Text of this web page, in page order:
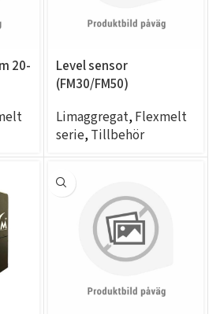
20-
Level sensor
(FM30/FM50)
Limaggregat, Flexmelt
serie, Tillbehör